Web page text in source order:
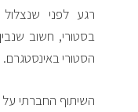
רגע לפני שנצלול
בסטורי, חשוב
הסטורי באינסטגרם.
השיתוף החברתי על